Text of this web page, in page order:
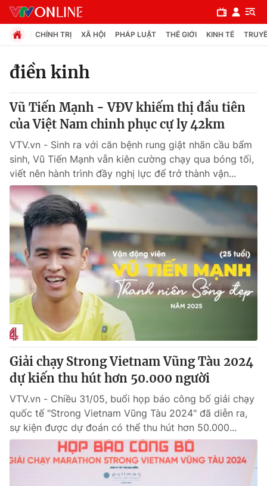
Chuyên mục
Chính trị
Xã hội
Pháp luật
Y tế
Thế giới
Tin tức
Thế giới đó đây
Câu chuyện quốc tế
Kinh tế
Tài chính
Thị trường
Góc doanh nghiệp
Dữ liệu và đời sống
Truyền hình
Phim VTV
Hậu trường
Nhân vật
Khán giả
Giải trí
Điện ảnh
Đời sống
Du lịch
Giáo dục
CHÍNH TRỊ XÃ HỘI PHÁP LUẬT THẾ GIỚI KINH TẾ
điền kinh
Vũ Tiến Mạnh - VĐV khiếm thị đầu tiên
của Việt Nam chinh phục cự ly 42km
VTV.vn - Sinh ra với căn bệnh rung giật nhãn cầu bẩm
sinh, Vũ Tiến Mạnh vẫn kiên cường chạy qua bóng tối,
viết nên hành trình đầy nghị lực để trở thành vận...
Giải chạy Strong Vietnam Vũng Tàu 2024
dự kiến thu hút hơn 50.000 người
VTV.vn - Chiều 31/05, buổi họp báo công bố giải chạy
quốc tế "Strong Vietnam Vũng Tàu 2024" đã diễn ra,
sự kiện được dự đoán có thể thu hút hơn 50.000...